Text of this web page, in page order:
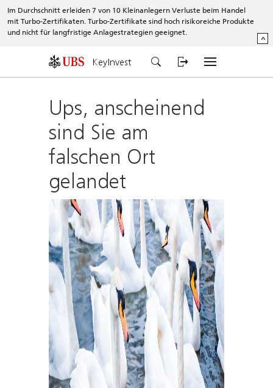
Im Durchschnitt erleiden 7 von 10 Kleinanlegern Verluste beim Handel
mit Turbo-Zertifikaten. Turbo-Zertifikate sind hoch risikoreiche Produkte
und nicht für langfristige Anlagestrategien geeignet.
^
KeyInvest
Ups, anscheinend
sind Sie am
falschen Ort
gelandet